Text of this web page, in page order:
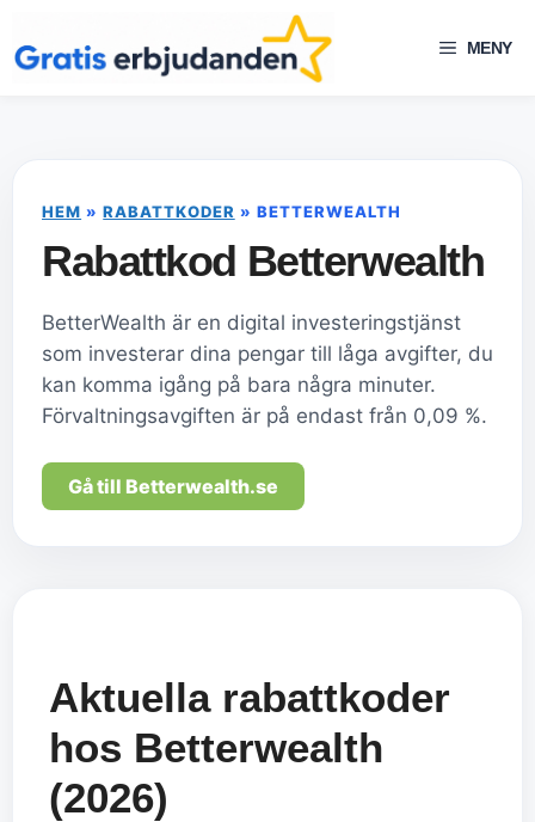
till
innehåll
MENY
HEM »RABATTKODER » BETTERWEALTH
Rabattkod Betterwealth
BetterWealth är en digital investeringstjänst
som investerar dina pengar till låga avgifter, du
kan komma igång på bara några minuter.
Förvaltningsavgiften är på endast från 0,09 %.
Gå till Betterwealth.se
Aktuella rabattkoder
hos Betterwealth
(2026)